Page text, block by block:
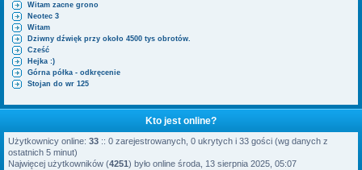
Witam zacne grono
Neotec 3
Witam
Dziwny dźwięk przy około 4500 tys obrotów.
Cześć
Hejka :)
Górna półka - odkręcenie
Stojan do wr 125
Kto jest online?
Użytkownicy online: 33 :: 0 zarejestrowanych, 0 ukrytych i 33 gości (wg danych z
ostatnich 5 minut)
Najwięcej użytkowników (4251 ) było online środa, 13 sierpnia 2025, 05:07